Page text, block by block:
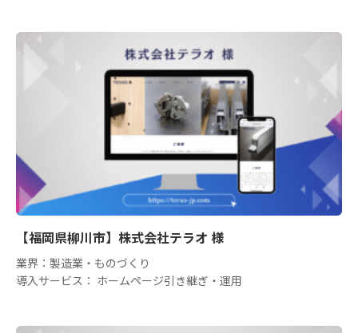
【福岡県柳川市】株式会社テラオ 様
業界：製造業・ものづくり
導入サービス： ホームページ引き継ぎ・運用